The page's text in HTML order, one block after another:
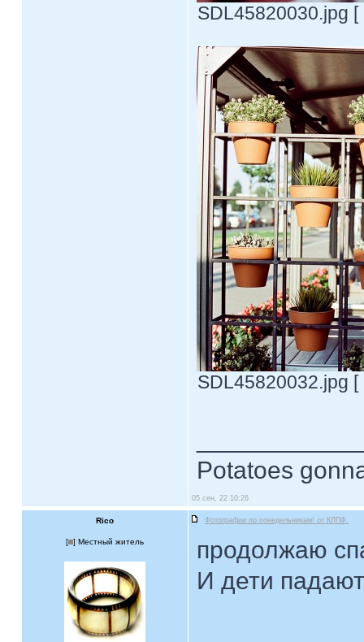
SDL45820030.jpg
SDL45820032.jpg
Potatoes
05 сен, 22 10:26
Rico Фотографии по понедельникам! от КЛПФ.
[ ] Местный житель
продолжаю
И дети